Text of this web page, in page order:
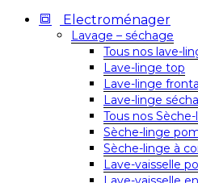
Electroménager
Lavage – séchage
Tous nos lave-
Lave-linge top
Lave-linge
Lave-linge
Tous nos
Sèche-linge
Sèche-linge à
Lave-vaisselle